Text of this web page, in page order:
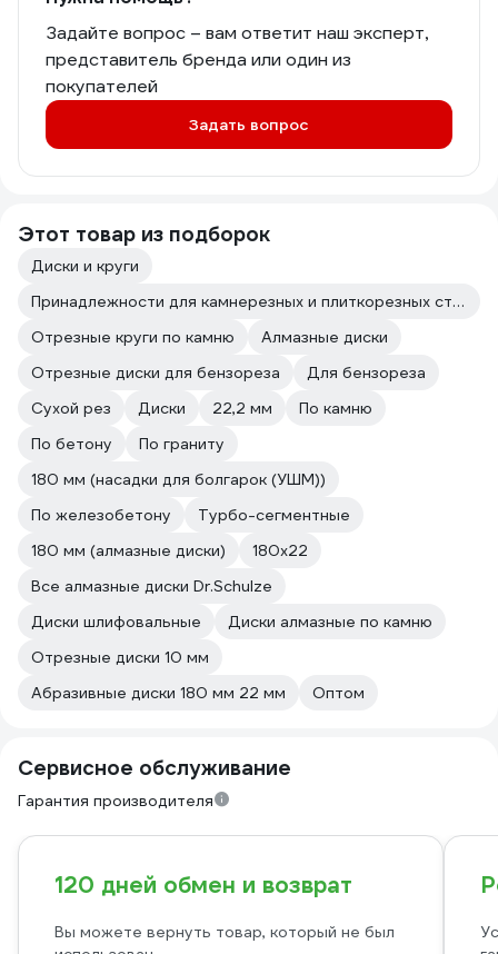
Задайте вопрос – вам ответит наш эксперт,
представитель бренда или один из
покупателей
Задать вопрос
Этот товар из подборок
Диски и круги
Принадлежности для камнерезных и плиткорезных станков
Отрезные круги по камню
Алмазные диски
Отрезные диски для бензореза
Для бензореза
Сухой рез
Диски 22,2 мм
По камню
По бетону
По граниту
180 мм (насадки для болгарок (УШМ))
По железобетону
Турбо-сегментные
180 мм (алмазные диски)
180х22
Все алмазные диски Dr.Schulze
Диски шлифовальные
Диски алмазные по камню
Отрезные диски 10 мм
Абразивные диски 180 мм 22 мм
Оптом
Сервисное обслуживание
Гарантия производителя
120 дней обмен и возврат
Вы можете вернуть товар, который не был